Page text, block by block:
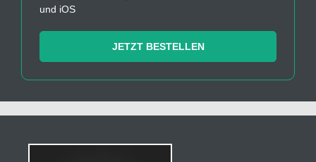
und iOS
JETZT BESTELLEN